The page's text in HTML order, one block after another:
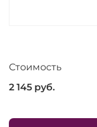
Стоимость
2 145 руб.